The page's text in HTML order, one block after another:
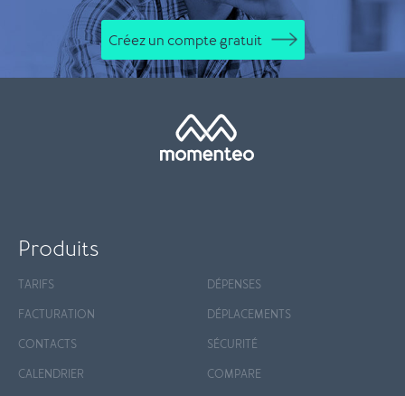
Créez un compte gratuit
Produits
TARIFS
FACTURATION
CONTACTS
CALENDRIER
DÉPENSES
DÉPLACEMENTS
SÉCURITÉ
COMPARE